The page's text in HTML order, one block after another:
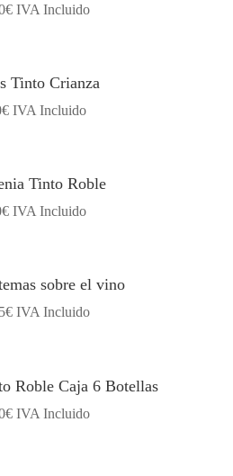
€ IVA Incluido
Tinto Crianza
€ IVA Incluido
Tinto Roble
€ IVA Incluido
sobre el vino
€ IVA Incluido
Roble Caja 6 Botellas
€ IVA Incluido